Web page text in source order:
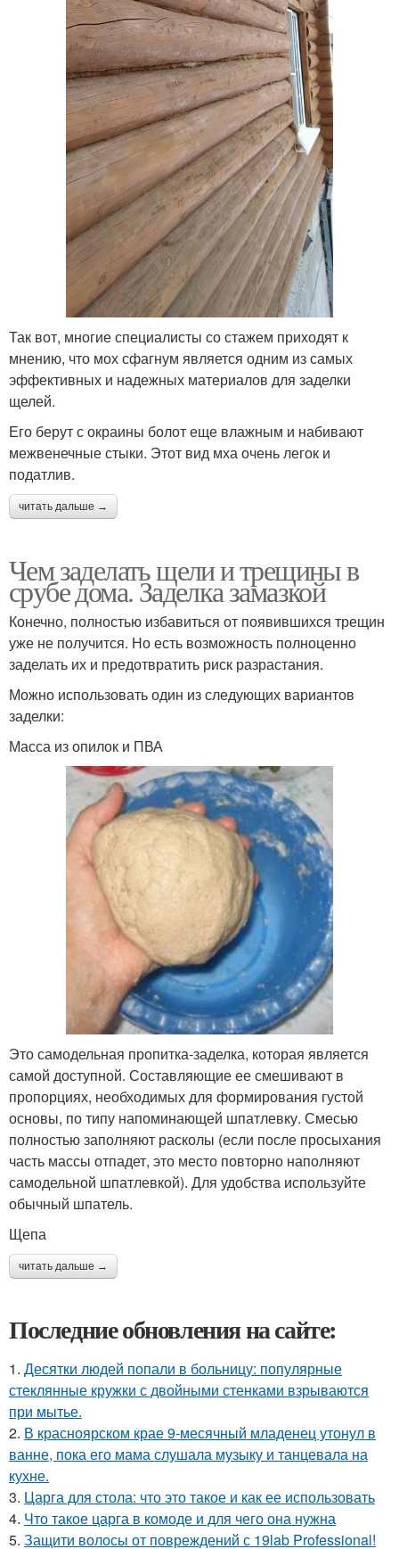
Так вот, многие специалисты со стажем приходят к
мнению, что мох сфагнум является одним из самых
эффективных и надежных материалов для заделки
щелей.
Его берут с окраины болот еще влажным и набивают
межвенечные стыки. Этот вид мха очень легок и
податлив.
читать дальше →
Чем заделать щели и трещины в
срубе дома. Заделка замазкой
Конечно, полностью избавиться от появившихся трещин
уже не получится. Но есть возможность полноценно
заделать их и предотвратить риск разрастания.
Можно использовать один из следующих вариантов
заделки:
Масса из опилок и ПВА
Это самодельная пропитка-заделка, которая является
самой доступной. Составляющие ее смешивают в
пропорциях, необходимых для формирования густой
основы, по типу напоминающей шпатлевку. Смесью
полностью заполняют расколы (если после просыхания
часть массы отпадет, это место повторно наполняют
самодельной шпатлевкой). Для удобства используйте
обычный шпатель.
Щепа
читать дальше →
Последние обновления на сайте:
1. Десятки людей попали в больницу: популярные
стеклянные кружки с двойными стенками взрываются
при мытье.
2. В красноярском крае 9-месячный младенец утонул в
ванне, пока его мама слушала музыку и танцевала на
кухне.
3. Царга для стола: что это такое и как ее использовать
4. Что такое царга в комоде и для чего она нужна
5. Защити волосы от повреждений с 19lab Professional!